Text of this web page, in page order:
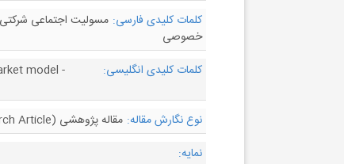
کلمات کلیدی فارسی: مسولیت اجتماعی
خصوصی
کلمات کلیدی انگلیسی:
model -
نوع نگارش مقاله: مقاله پژوهشی (Research Article)
نمایه: